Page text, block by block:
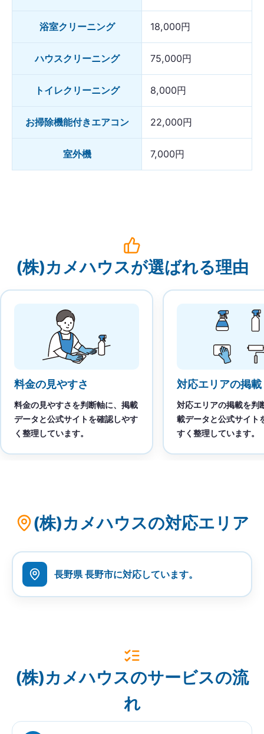
浴室クリーニング 18,000円
ハウスクリーニング 75,000円
トイレクリーニング 8,000円
お掃除機能付きエアコン 22,000円
室外機 7,000円
(株)カメハウスが選ばれる理由
料金の見やすさ
料金の見やすさを判断軸に、掲載
データと公式サイトを確認しやす
く整理しています。
対応エリアの掲載
対応エリアの掲載を判
載データと公式サイト
すく整理しています。
(株)カメハウスの対応エリア
長野県 長野市に対応しています。
(株)カメハウスのサービスの流
れ